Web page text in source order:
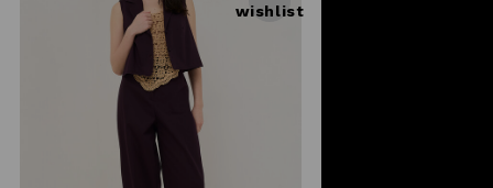
wishlist